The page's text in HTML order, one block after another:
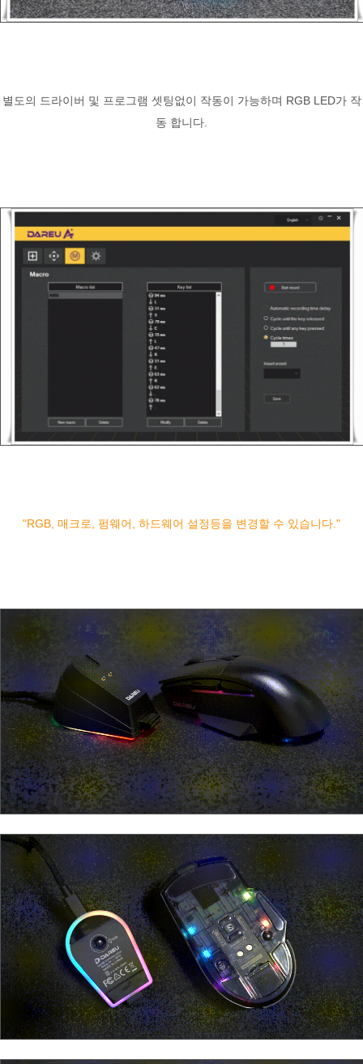
별도의 드라이버 및 프로그램 셋팅없이 작동이 가능하며 RGB LED가 작
동 합니다.
"RGB, 매크로, 펌웨어, 하드웨어 설정등을 변경할 수 있습니다."